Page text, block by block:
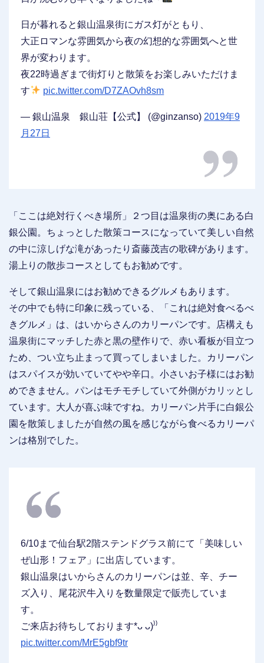
日が暮れると銀山温泉街にガス灯がともり、
大正ロマンな雰囲気から夜の幻想的な雰囲気へと世
界が変わります。
夜22時過ぎまで街灯りと散策をお楽しみいただけま
す
pic.twitter.com/D7ZAOvh8sm
— 銀山温泉 銀山荘【公式】 (@ginzanso) 2019年9
月27日
「ここは絶対行くべき場所」２つ目は温泉街の奥にある白
銀公園。ちょっとした散策コースになっていて美しい自然
の中に涼しげな滝があったり斎藤茂吉の歌碑があります。
湯上りの散歩コースとしてもお勧めです。
そして銀山温泉にはお勧めできるグルメもあります。
その中でも特に印象に残っている、「これは絶対食べるべ
きグルメ」は、はいからさんのカリーパンです。店構えも
温泉街にマッチした赤と黒の壁作りで、赤い看板が目立つ
ため、つい立ち止まって買ってしまいました。カリーパン
はスパイスが効いていてやや辛口。小さいお子様にはお勧
めできません。パンはモチモチしていて外側がカリッとし
ています。大人が喜ぶ味ですね。カリーパン片手に白銀公
園を散策しましたが自然の風を感じながら食べるカリーパ
ンは格別でした。
6/10まで仙台駅2階ステンドグラス前にて「美味しい
ぜ山形！フェア」に出店しています。
銀山温泉はいからさんのカリーパンは並、辛、チー
ズ入り、尾花沢牛入りを数量限定で販売していま
す。
ご来店お待ちしております*ᴗ ᴗ)⁾⁾
pic.twitter.com/MrE5gbf9tr